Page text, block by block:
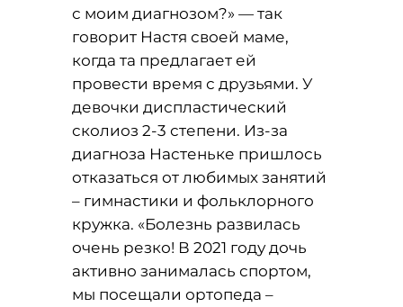
с моим диагнозом?» — так
говорит Настя своей маме,
когда та предлагает ей
провести время с друзьями. У
девочки диспластический
сколиоз 2-3 степени. Из-за
диагноза Настеньке пришлось
отказаться от любимых занятий
– гимнастики и фольклорного
кружка. «Болезнь развилась
очень резко! В 2021 году дочь
активно занималась спортом,
мы посещали ортопеда –